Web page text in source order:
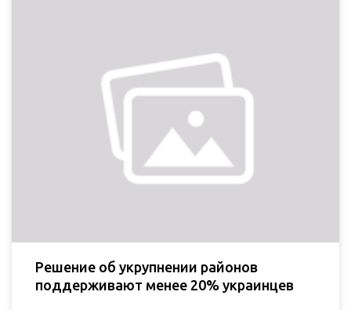
Решение об укрупнении районов
поддерживают менее 20% украинцев